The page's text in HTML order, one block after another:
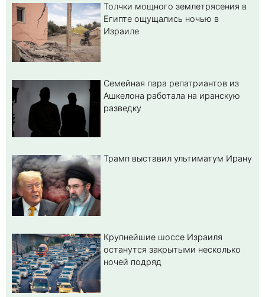
Толчки мощного землетрясения в
Египте ощущались ночью в
Израиле
Семейная пара репатриантов из
Ашкелона работала на иранскую
разведку
Трамп выставил ультиматум Ирану
Крупнейшие шоссе Израиля
останутся закрытыми несколько
ночей подряд